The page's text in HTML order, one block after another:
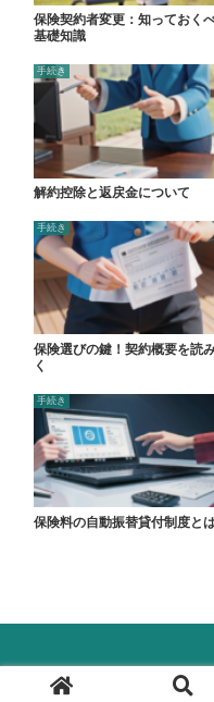
保険契約者変更：知っておく
基礎知識
手続き
解約控除と返戻金について
手続き
保険選びの鍵！契約概要を読
く
手続き
保険料の自動振替貸付制度と
©